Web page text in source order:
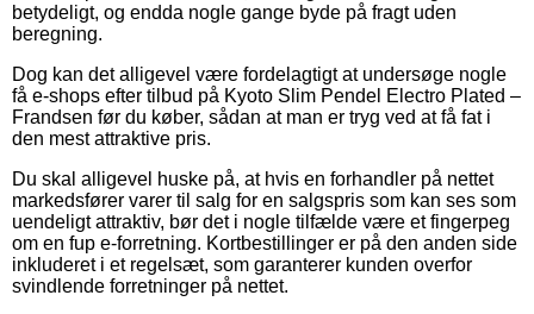
betydeligt, og endda nogle gange byde på fragt uden
beregning.
Dog kan det alligevel være fordelagtigt at undersøge nogle
få e-shops efter tilbud på Kyoto Slim Pendel Electro Plated –
Frandsen før du køber, sådan at man er tryg ved at få fat i
den mest attraktive pris.
Du skal alligevel huske på, at hvis en forhandler på nettet
markedsfører varer til salg for en salgspris som kan ses som
uendeligt attraktiv, bør det i nogle tilfælde være et fingerpeg
om en fup e-forretning. Kortbestillinger er på den anden side
inkluderet i et regelsæt, som garanterer kunden overfor
svindlende forretninger på nettet.